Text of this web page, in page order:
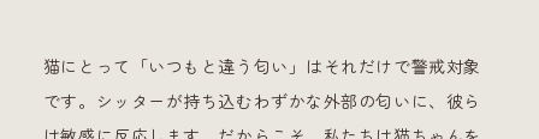
猫にとって「いつもと違う匂い」はそれだけで警戒対象
です。シッターが持ち込むわずかな外部の匂いに、彼ら